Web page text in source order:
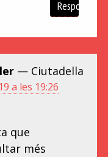
Respon
— Ciutadella
a les 19:26
que
més